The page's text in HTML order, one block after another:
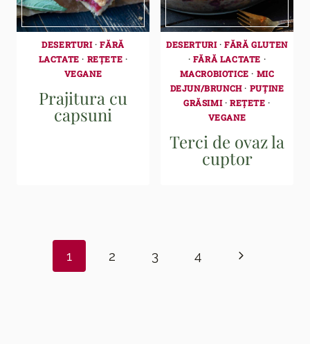
DESERTURI·FĂRĂ
LACTATE · REȚETE ·
VEGANE
Prajitura cu
capsuni
DESERTURI·FĂRĂ GLUTEN
· FĂRĂ LACTATE ·
MACROBIOTICE · MIC
DEJUN/BRUNCH· PUȚINE
GRĂSIMI·REȚETE ·
VEGANE
Terci de ovaz la
cuptor
navigation
1 2 3 4
Next